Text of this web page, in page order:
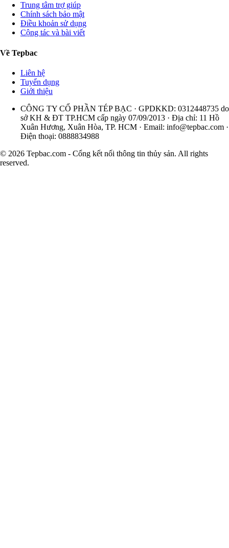
Trung tâm trợ giúp
Chính sách bảo mật
Điều khoản sử dụng
Cộng tác và bài viết
Về Tepbac
Liên hệ
Tuyển dụng
Giới thiệu
CÔNG TY CỔ PHẦN TÉP BẠC · GPDKKD: 0312448735 do
sở KH & ĐT TP.HCM cấp ngày 07/09/2013 · Địa chỉ: 11 Hồ
Xuân Hương, Xuân Hòa, TP. HCM · Email: info@tepbac.com ·
Điện thoại: 0888834988
© 2026 Tepbac.com - Cổng kết nối thông tin thủy sản. All rights
reserved.